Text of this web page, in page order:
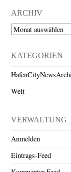
ARCHIV
Archiv
KATEGORIEN
Welt
VERWALTUNG
Anmelden
Eintrags-Feed